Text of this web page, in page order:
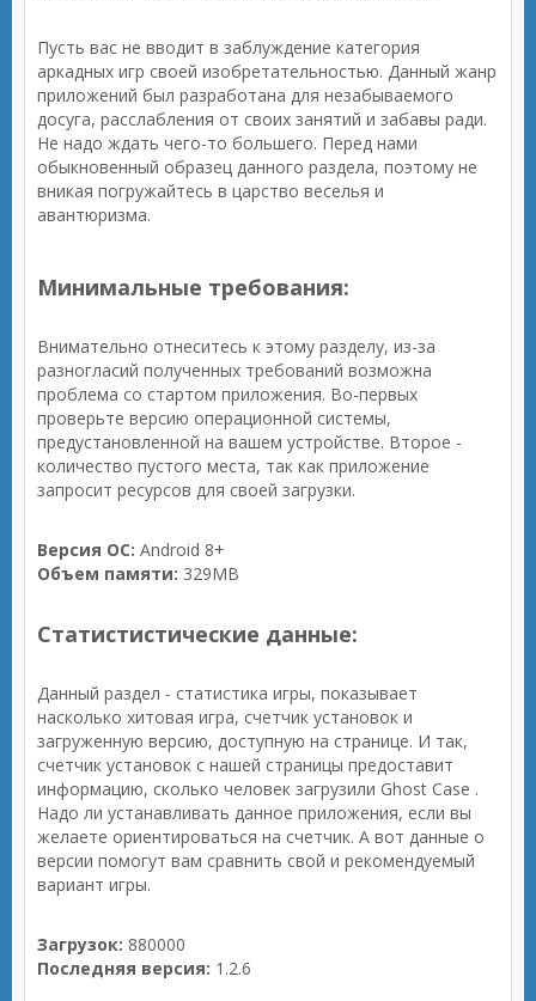
Пусть вас не вводит в заблуждение категория
аркадных игр своей изобретательностью. Данный жанр
приложений был разработана для незабываемого
досуга, расслабления от своих занятий и забавы ради.
Не надо ждать чего-то большего. Перед нами
обыкновенный образец данного раздела, поэтому не
вникая погружайтесь в царство веселья и
авантюризма.
Минимальные требования:
Внимательно отнеситесь к этому разделу, из-за
разногласий полученных требований возможна
проблема со стартом приложения. Во-первых
проверьте версию операционной системы,
предустановленной на вашем устройстве. Второе -
количество пустого места, так как приложение
запросит ресурсов для своей загрузки.
Версия ОС: Android 8+
Объем памяти: 329MB
Статистистические данные:
Данный раздел - статистика игры, показывает
насколько хитовая игра, счетчик установок и
загруженную версию, доступную на странице. И так,
счетчик установок с нашей страницы предоставит
информацию, сколько человек загрузили Ghost Case .
Надо ли устанавливать данное приложения, если вы
желаете ориентироваться на счетчик. А вот данные о
версии помогут вам сравнить свой и рекомендуемый
вариант игры.
Загрузок: 880000
Последняя версия: 1.2.6